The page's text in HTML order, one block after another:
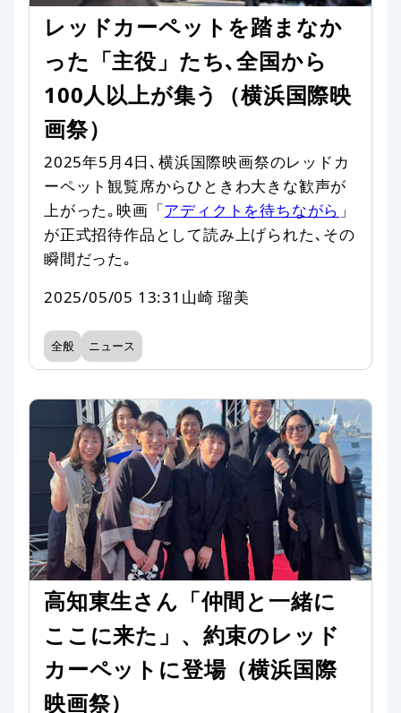
レッドカーペットを踏まなか
った「主役」たち､全国から
100人以上が集う（横浜国際映
画祭）
2025年5月4日､横浜国際映画祭のレッドカ
ーペット観覧席からひときわ大きな歓声が
上がった｡映画「アディクトを待ちながら 」
が正式招待作品として読み上げられた､その
瞬間だった｡
2025/05/05 13:31 山崎 瑠美
全般 ニュース
高知東生さん「仲間と一緒に
ここに来た」、約束のレッド
カーペットに登場（横浜国際
映画祭）